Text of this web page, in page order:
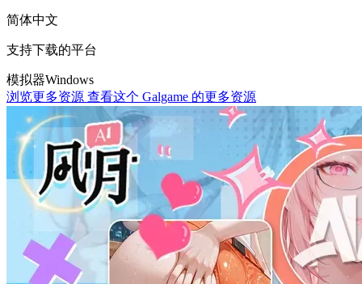
简体中文
支持下载的平台
模拟器Windows
浏览更多资源 查看这个 Galgame 的更多资源